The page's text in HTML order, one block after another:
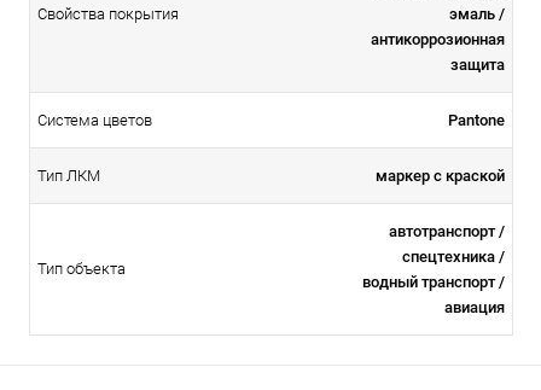
Свойства покрытия
эмаль /
антикоррозионная
защита
Система цветов Pantone
Тип ЛКМ маркер с краской
Тип объекта
автотранспорт /
спецтехника /
водный транспорт /
авиация